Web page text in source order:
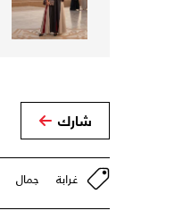
شارك
غرابة جمال